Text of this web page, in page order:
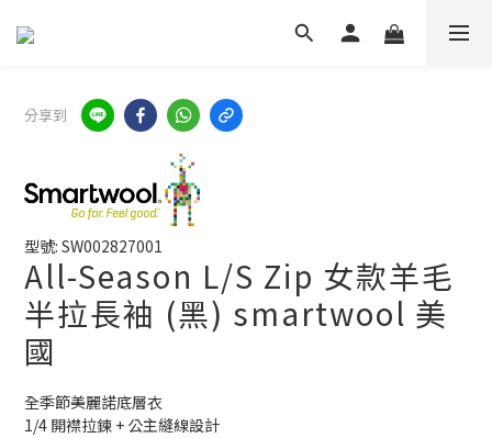
分享到
型號: SW002827001
All-Season L/S Zip 女款羊毛
半拉長袖 (黑) smartwool 美
國
全季節美麗諾底層衣
1/4 開襟拉鍊 + 公主縫線設計